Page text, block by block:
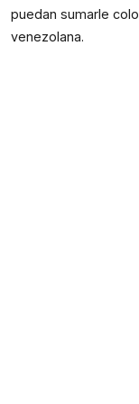
puedan sumarle
venezolana.